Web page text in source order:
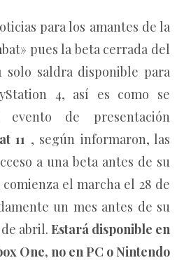
para los amantes de la
pues la beta cerrada del
solo saldra disponible para
4, así es como se
de presentación
11 , según informaron, las
a una beta antes de su
el marcha el 28 de
un mes antes de su
abril. Estará disponible en
One, no en PC o Nintendo